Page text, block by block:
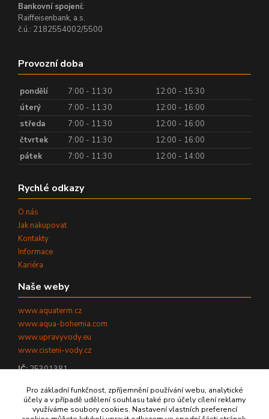
Bankovní spojení:
Raiffeisenbank, a.s.
č.ú.: 2182554002/5500
Provozní doba
pondělí 7:00 - 11:30
12:00 - 15:30
úterý
7:00 - 11:30
12:00 - 16:00
středa
7:00 - 11:30
12:00 - 16:00
čtvrtek
7:00 - 11:30
12:00 - 16:00
pátek
7:00 - 11:30 12:00 - 14:00
Rychlé odkazy
O nás
Jak nakupovat
Kontakty
Informace
Kariéra
Naše weby
www.aquaterm.cz
www.aqua-bohemia.com
www.upravyvody.eu
www.cisteni-vody.cz
IČ:25301381
Pro základní funkčnost, zpříjemnění používání webu, analytické
účely a v případě udělení souhlasu také pro účely cílení reklamy
využíváme soubory cookies. Nastavení vlastních preferencí